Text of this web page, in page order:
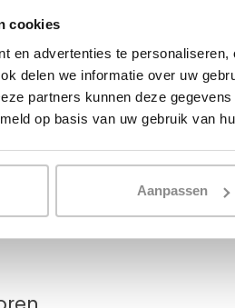
cookies
en advertenties te
delen we informatie over uw
partners kunnen deze
op basis van uw gebruik van
Aanpassen